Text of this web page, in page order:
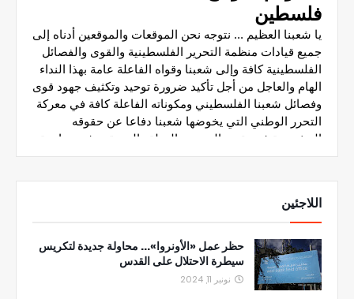
اللاجئين
حظر عمل «الأونروا»... محاولة جديدة لتكريس
سيطرة الاحتلال على القدس
نونبر 11, 2024